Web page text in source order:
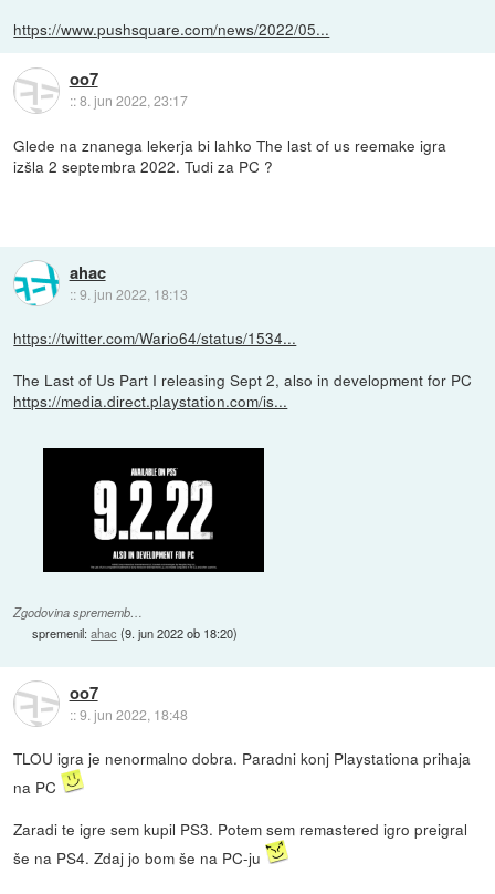
https://www.pushsquare.com/news/2022/05...
oo7
::8. jun 2022, 23:17
Glede na znanega lekerja bi lahko The last of us reemake igra
izšla 2 septembra 2022. Tudi za PC ?
ahac
::9. jun 2022, 18:13
https://twitter.com/Wario64/status/1534...
The Last of Us Part I releasing Sept 2, also in development for PC
https://media.direct.playstation.com/is...
Zgodovina sprememb…
spremenil:ahac (9. jun 2022 ob 18:20)
oo7
::9. jun 2022, 18:48
TLOU igra je nenormalno dobra. Paradni konj Playstationa prihaja
na PC
Zaradi te igre sem kupil PS3. Potem sem remastered igro preigral
še na PS4. Zdaj jo bom še na PC-ju